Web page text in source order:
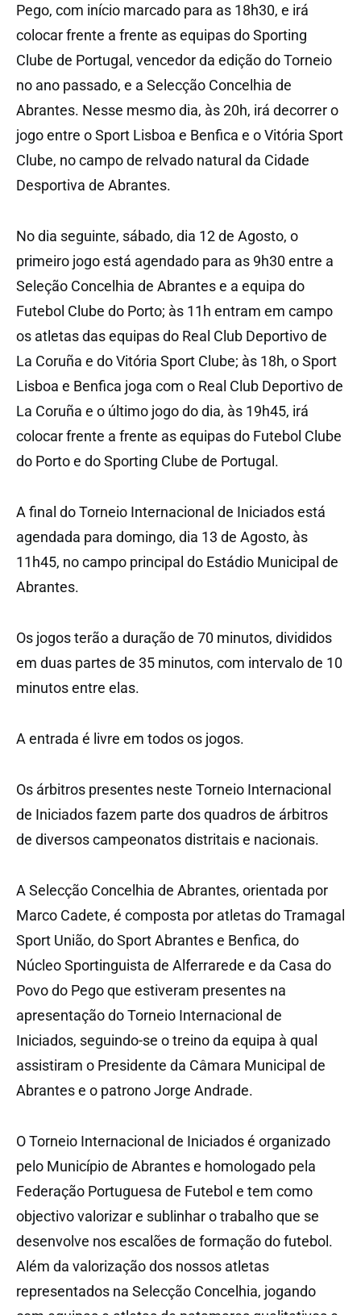
Pego, com início marcado para as 18h30, e irá
colocar frente a frente as equipas do Sporting
Clube de Portugal, vencedor da edição do Torneio
no ano passado, e a Selecção Concelhia de
Abrantes. Nesse mesmo dia, às 20h, irá decorrer o
jogo entre o Sport Lisboa e Benfica e o Vitória Sport
Clube, no campo de relvado natural da Cidade
Desportiva de Abrantes.
No dia seguinte, sábado, dia 12 de Agosto, o
primeiro jogo está agendado para as 9h30 entre a
Seleção Concelhia de Abrantes e a equipa do
Futebol Clube do Porto; às 11h entram em campo
os atletas das equipas do Real Club Deportivo de
La Coruña e do Vitória Sport Clube; às 18h, o Sport
Lisboa e Benfica joga com o Real Club Deportivo de
La Coruña e o último jogo do dia, às 19h45, irá
colocar frente a frente as equipas do Futebol Clube
do Porto e do Sporting Clube de Portugal.
A final do Torneio Internacional de Iniciados está
agendada para domingo, dia 13 de Agosto, às
11h45, no campo principal do Estádio Municipal de
Abrantes.
Os jogos terão a duração de 70 minutos, divididos
em duas partes de 35 minutos, com intervalo de 10
minutos entre elas.
A entrada é livre em todos os jogos.
Os árbitros presentes neste Torneio Internacional
de Iniciados fazem parte dos quadros de árbitros
de diversos campeonatos distritais e nacionais.
A Selecção Concelhia de Abrantes, orientada por
Marco Cadete, é composta por atletas do Tramagal
Sport União, do Sport Abrantes e Benfica, do
Núcleo Sportinguista de Alferrarede e da Casa do
Povo do Pego que estiveram presentes na
apresentação do Torneio Internacional de
Iniciados, seguindo-se o treino da equipa à qual
assistiram o Presidente da Câmara Municipal de
Abrantes e o patrono Jorge Andrade.
O Torneio Internacional de Iniciados é organizado
pelo Município de Abrantes e homologado pela
Federação Portuguesa de Futebol e tem como
objectivo valorizar e sublinhar o trabalho que se
desenvolve nos escalões de formação do futebol.
Além da valorização dos nossos atletas
representados na Selecção Concelhia, jogando